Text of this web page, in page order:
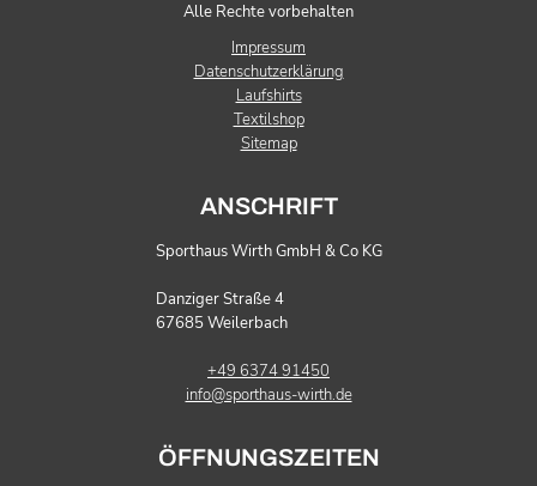
Alle Rechte vorbehalten
Impressum
Datenschutzerklärung
Laufshirts
Textilshop
Sitemap
ANSCHRIFT
Sporthaus Wirth GmbH & Co KG
Danziger Straße 4
67685 Weilerbach
+49 6374 91450
info@sporthaus-wirth.de
ÖFFNUNGSZEITEN